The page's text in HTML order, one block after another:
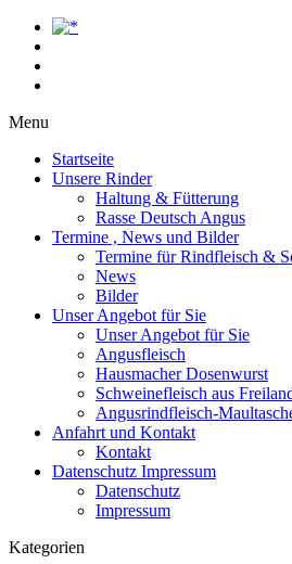
Menu
Startseite
Unsere Rinder
Haltung & Fütterung
Rasse Deutsch Angus
Termine , News und Bilder
Termine für Rindfleisch &
News
Bilder
Unser Angebot für Sie
Unser Angebot für Sie
Angusfleisch
Hausmacher Dosenwurst
Schweinefleisch aus
Angusrindfleisch-
Anfahrt und Kontakt
Kontakt
Datenschutz Impressum
Datenschutz
Impressum
Kategorien